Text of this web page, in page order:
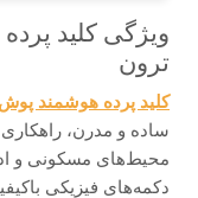
ویژگی کلید
ترون
کلید پرده هوشمند
ساده و مدرن،
محیط‌های مسکونی و
دکمه‌های فیزیکی